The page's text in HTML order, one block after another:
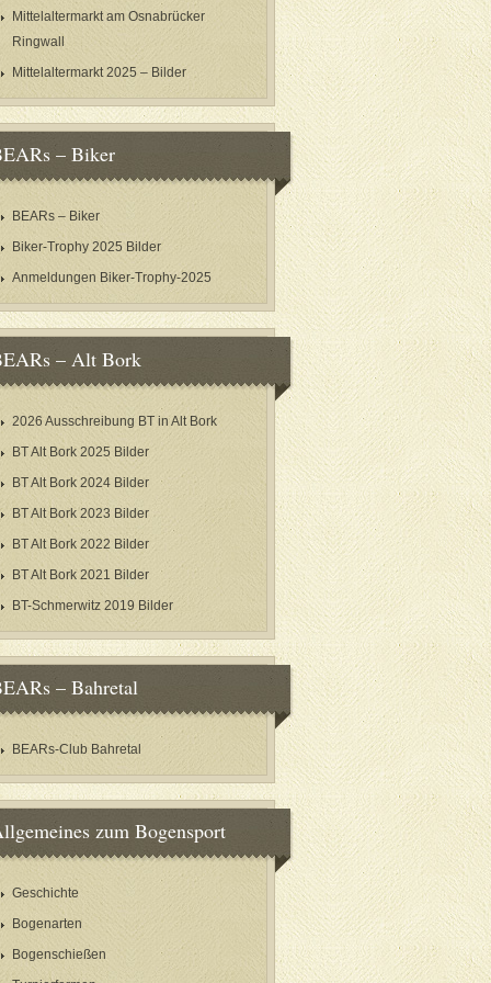
Mittelaltermarkt am Osnabrücker
Ringwall
Mittelaltermarkt 2025 – Bilder
– Biker
BEARs – Biker
Biker-Trophy 2025 Bilder
Anmeldungen Biker-Trophy-2025
– Alt Bork
2026 Ausschreibung BT in Alt Bork
BT Alt Bork 2025 Bilder
BT Alt Bork 2024 Bilder
BT Alt Bork 2023 Bilder
BT Alt Bork 2022 Bilder
BT Alt Bork 2021 Bilder
BT-Schmerwitz 2019 Bilder
– Bahretal
BEARs-Club Bahretal
zum Bogensport
Geschichte
Bogenarten
Bogenschießen